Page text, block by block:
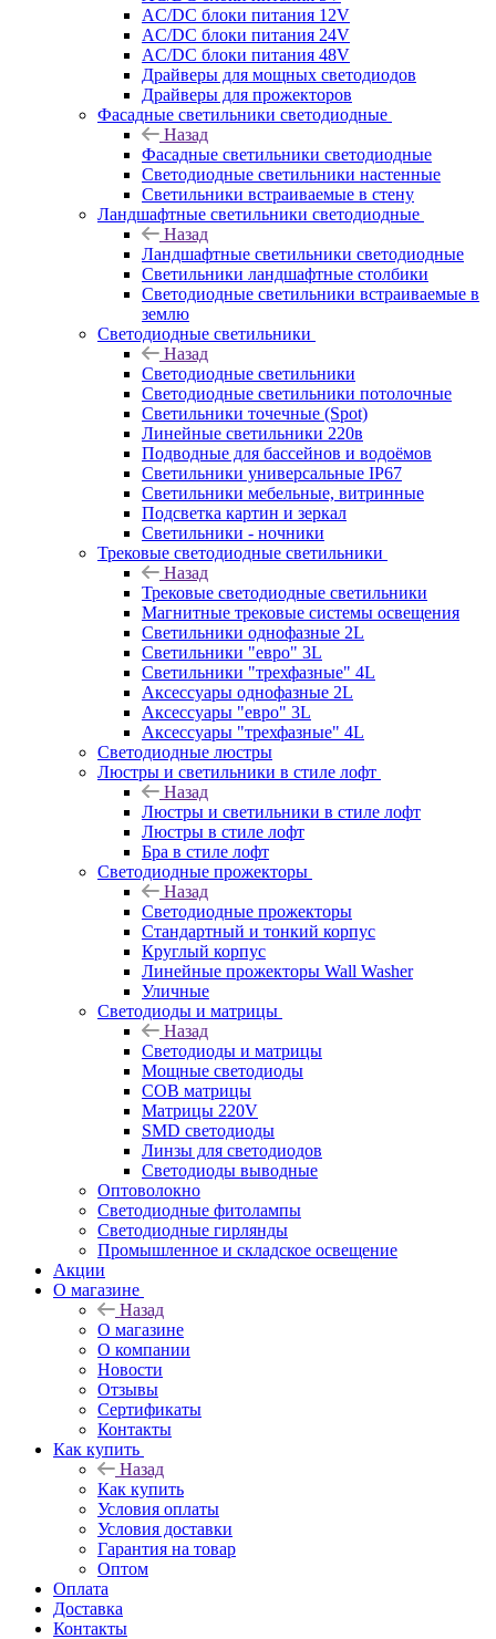
AC/DC блоки питания 12V
AC/DC блоки питания 24V
AC/DC блоки питания 48V
Драйверы для мощных светодиодов
Драйверы для прожекторов
Фасадные светильники светодиодные
Назад
Фасадные светильники светодиодные
Светодиодные светильники настенные
Светильники встраиваемые в стену
Ландшафтные светильники светодиодные
Назад
Ландшафтные светильники светодиодные
Светильники ландшафтные столбики
Светодиодные светильники встраиваемые в
землю
Светодиодные светильники
Назад
Светодиодные светильники
Светодиодные светильники потолочные
Светильники точечные (Spot)
Линейные светильники 220в
Подводные для бассейнов и водоёмов
Светильники универсальные IP67
Светильники мебельные, витринные
Подсветка картин и зеркал
Светильники - ночники
Трековые светодиодные светильники
Назад
Трековые светодиодные светильники
Магнитные трековые системы освещения
Светильники однофазные 2L
Светильники "евро" 3L
Светильники "трехфазные" 4L
Аксессуары однофазные 2L
Аксессуары "евро" 3L
Аксессуары "трехфазные" 4L
Светодиодные люстры
Люстры и светильники в стиле лофт
Назад
Люстры и светильники в стиле лофт
Люстры в стиле лофт
Бра в стиле лофт
Светодиодные прожекторы
Назад
Светодиодные прожекторы
Стандартный и тонкий корпус
Круглый корпус
Линейные прожекторы Wall Washer
Уличные
Светодиоды и матрицы
Назад
Светодиоды и матрицы
Мощные светодиоды
COB матрицы
Матрицы 220V
SMD светодиоды
Линзы для светодиодов
Светодиоды выводные
Оптоволокно
Светодиодные фитолампы
Светодиодные гирлянды
Промышленное и складское освещение
Акции
О магазине
Назад
О магазине
О компании
Новости
Отзывы
Сертификаты
Контакты
Как купить
Назад
Как купить
Условия оплаты
Условия доставки
Гарантия на товар
Оптом
Оплата
Доставка
Контакты